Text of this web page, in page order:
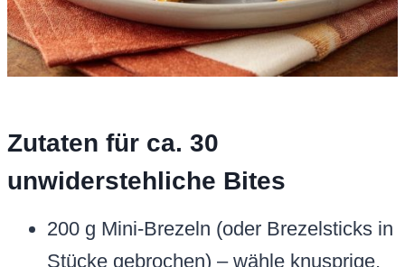
Zutaten für ca. 30
unwiderstehliche Bites
200 g Mini-Brezeln (oder Brezelsticks in
Stücke gebrochen) – wähle knusprige,